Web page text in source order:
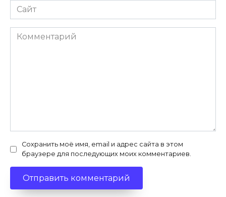
Сайт
Комментарий
Сохранить моё имя, email и адрес сайта в этом
браузере для последующих моих комментариев.